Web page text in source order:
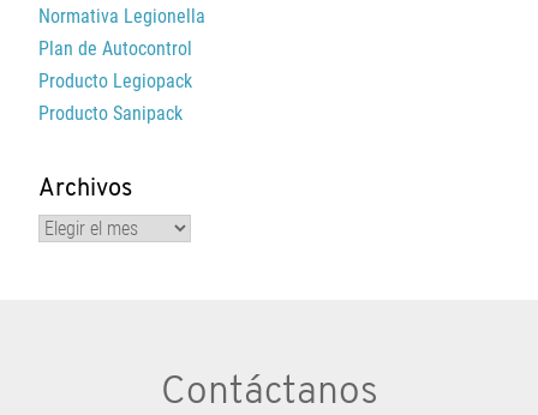
Normativa Legionella
Plan de Autocontrol
Producto Legiopack
Producto Sanipack
Archivos
Archivos
Contáctanos